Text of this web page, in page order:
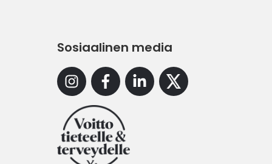
Sosiaalinen media
InstagramFacebookLinkedinX